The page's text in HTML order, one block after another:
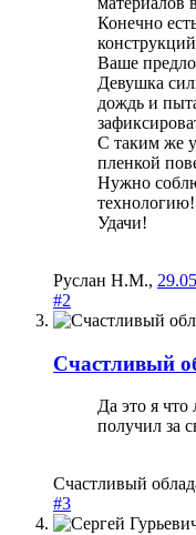
Конечно
Ваше
Девушка
дождь и
С таким же
пленкой
Нужно
технологию!
Удачи!
Руслан Н.М.,
#2
Счастливый
Да это я что
получил за
Счастливый
#3